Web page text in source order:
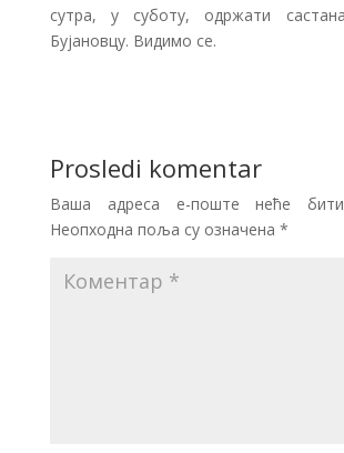
сутра, у суботу, одржати
Бујановцу. Видимо се.
Prosledi komentar
Ваша адреса е-поште неће бити
Неопходна поља су означена *